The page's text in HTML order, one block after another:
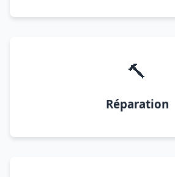
🔨
Réparation